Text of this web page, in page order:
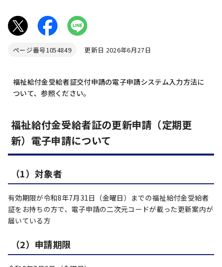
ページ番号1054849 更新日 2026年6月27日
福祉給付金受給者証交付申請の電子申請システム入力方法に
ついて、参照ください。
福祉給付金受給者証の更新申請（定期更
新）電子申請について
（1）対象者
有効期限が令和8年7月31日（金曜日）までの福祉給付金受給者
証をお持ちの方で、電子申請の二次元コードが載った更新案内が
届いている方
（2）申請期限